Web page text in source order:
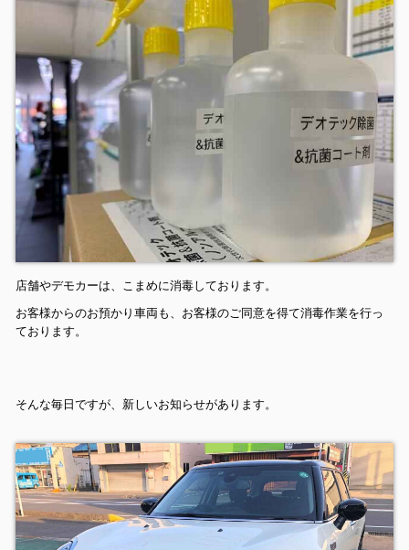
店舗やデモカーは、こまめに消毒しております。
お客様からのお預かり車両も、お客様のご同意を得て消毒作業を行っ
ております。
そんな毎日ですが、新しいお知らせがあります。